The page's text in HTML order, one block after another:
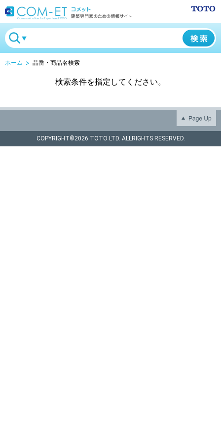
ホーム 品番・商品名検索
検索条件を指定してください。
COPYRIGHT©2026 TOTO LTD. ALLRIGHTS RESERVED.